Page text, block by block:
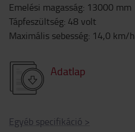
Emelési magasság: 13000 mm
Tápfeszültség: 48 volt
Maximális sebesség: 14,0 km/h
Adatlap
Egyéb specifikáció >